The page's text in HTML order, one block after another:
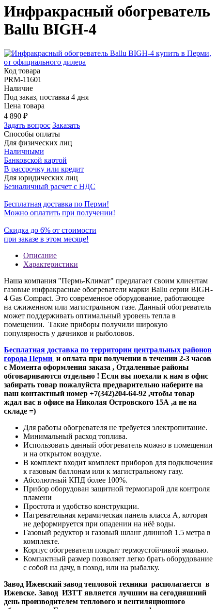
Инфракрасный обогреватель
Ballu BIGH-4
Код товара
PRM-11601
Наличие
Под заказ, поставка 4 дня
Цена товара
4 890 ₽
Задать вопрос Заказать
Способы оплаты
Для физических лиц
Наличными
Банковской картой
В рассрочку или кредит
Для юридических лиц
Безналичный расчет с НДС
Бесплатная доставка по Перми!
Можно оплатить при получении!
Скидка до 6% от стоимости
при заказе в этом месяце!
Описание
Характеристики
Наша компания "Пермь-Климат" предлагает своим клиентам
газовые инфракрасные обогреватели марки Ballu серии BIGH-
4 Gas Compact. Это современное оборудование, работающее
на сжиженном или магистральном газе. Данный обогреватель
может поддерживать оптимальный уровень тепла в
помещении. Такие приборы получили широкую
популярность у дачников и рыболовов.
Бесплатная доставка по территории центральных районов
города Перми и оплата при получении в течении 2-3 часов
с Момента оформления заказа , Отдаленные районы
обговариваются отдельно ! Если вы поехали к нам в офис
забирать товар пожалуйста предварительно наберите на
наш контактный номер +7(342)204-64-92 ,чтобы товар
ждал вас в офисе на Николая Островского 15А ,а не на
складе =)
Для работы обогревателя не требуется электропитание.
Минимальный расход топлива.
Использовать данный обогреватель можно в помещении
и на открытом воздухе.
В комплект входит комплект приборов для подключения
к газовым баллонам или к магистральному газу.
Абсолютный КПД более 100%.
Прибор оборудован защитной термопарой для контроля
пламени
Простота и удобство конструкции.
Нагревательная керамическая панель класса А, которая
не деформируется при опадении на нёё воды.
Газовый редуктор и газовый шланг длинной 1.5 метра в
комплекте.
Корпус обогревателя покрыт термоустойчивой эмалью.
Компактный размер позволяет легко брать оборудование
с собой на дачу, в поход, или на рыбалку.
Завод Ижевский завод тепловой техники располагается в
Ижевске. Завод ИЗТТ является лучшим на сегодняшний
день производителем теплового и вентиляционного